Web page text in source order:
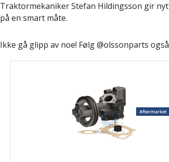
Traktormekaniker Stefan Hildingsson gir
på en smart måte.
Ikke gå glipp av noe! Følg @olssonparts